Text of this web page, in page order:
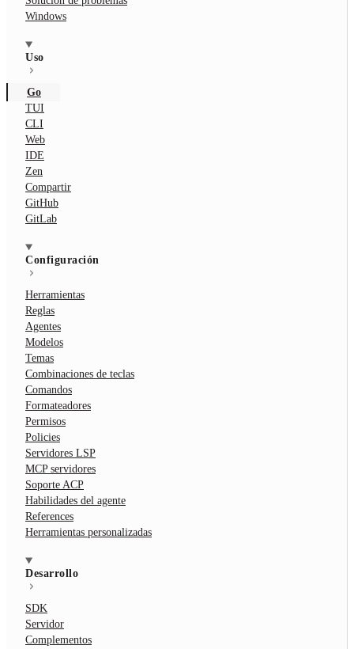
Windows
Uso
Go
TUI
CLI
Web
IDE
Zen
Compartir
GitHub
GitLab
Configuración
Herramientas
Reglas
Agentes
Modelos
Temas
Combinaciones de teclas
Comandos
Formateadores
Permisos
Policies
Servidores LSP
MCP servidores
Soporte ACP
Habilidades del agente
References
Herramientas personalizadas
Desarrollo
SDK
Servidor
Complementos